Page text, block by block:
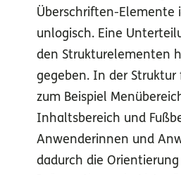
Überschriften-Elemente
unlogisch. Eine
den Strukturelementen
gegeben. In der Struktur
zum Beispiel
Inhaltsbereich und
Anwenderinnen und
dadurch die